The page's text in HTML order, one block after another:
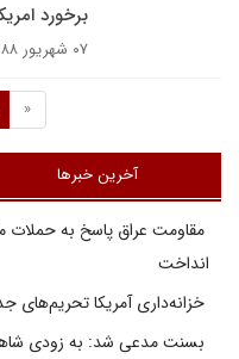
برخورد
۰۷ شهریور ۱۳۸۸
«
آخرین خبرها
مقاومت عراق پاسخ به حملات
انداخت
خزانه‌داری آمریکا تحریم‌های
بسنت مدعی شد: به زودی شاهد